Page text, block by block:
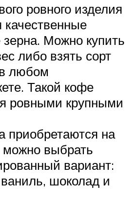
ровного изделия
качественные
Можно купить
либо взять сорт
любом
Такой кофе
ровными крупными
приобретаются на
можно выбрать
вариант:
шоколад и